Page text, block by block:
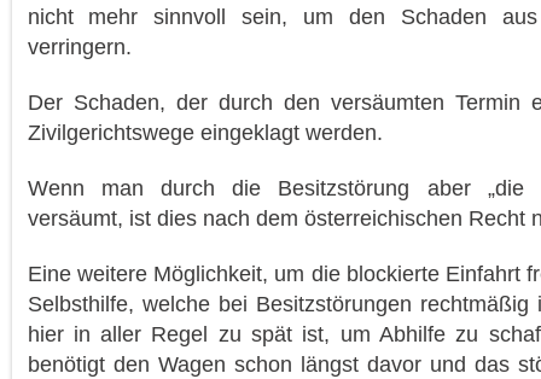
nicht mehr sinnvoll sein, um den Schaden
verringern.
Der Schaden, der durch den versäumten Termin
Zivilgerichtswege eingeklagt werden.
Wenn man durch die Besitzstörung aber „die
versäumt, ist dies nach dem österreichischen Recht
Eine weitere Möglichkeit, um die blockierte Einfahrt
Selbsthilfe, welche bei Besitzstörungen
hier in aller Regel zu spät ist, um Abhilfe zu
benötigt den Wagen schon längst davor und das